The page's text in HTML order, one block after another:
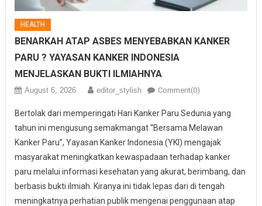
HEALTH
BENARKAH ATAP ASBES MENYEBABKAN KANKER
PARU ? YAYASAN KANKER INDONESIA
MENJELASKAN BUKTI ILMIAHNYA
August 6, 2026 editor_stylish Comment(0)
Bertolak dari memperingati Hari Kanker Paru Sedunia yang
tahun ini mengusung semakmangat “Bersama Melawan
Kanker Paru”, Yayasan Kanker Indonesia (YKI) mengajak
masyarakat meningkatkan kewaspadaan terhadap kanker
paru melalui informasi kesehatan yang akurat, berimbang, dan
berbasis bukti ilmiah. Kiranya ini tidak lepas dari di tengah
meningkatnya perhatian publik mengenai penggunaan atap